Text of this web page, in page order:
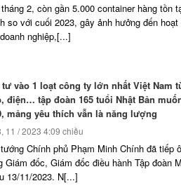
2, còn gần 5.000 container hàng tồn
so với cuối 2023, gây ảnh hưởng đến
nghiệp,[...]
vào 1 loạt công ty lớn nhất Việt Nam
điện… tập đoàn 165 tuổi Nhật Bản
mảng yêu thích vẫn là năng lượng
11 / 2023 4:09 chiều
Chính phủ Phạm Minh Chính đã tiếp
Giám đốc, Giám đốc điều hành Tập đoàn
13/11/2023. N[...]